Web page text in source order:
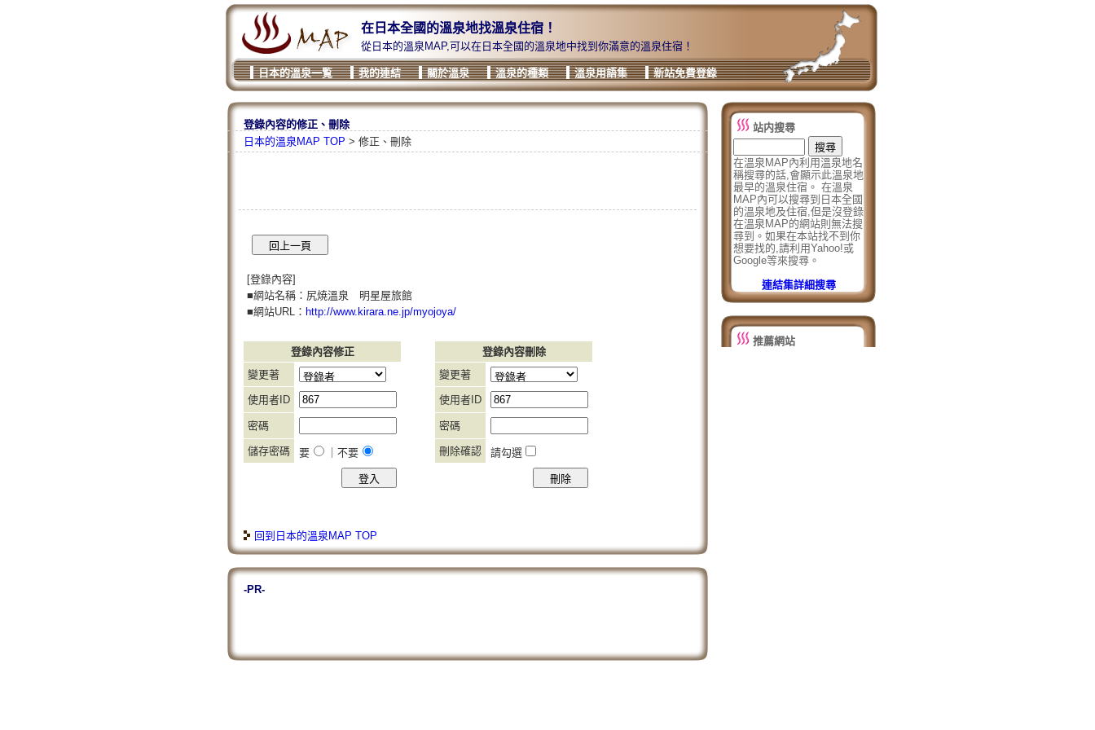
在日本全國的溫泉地找溫泉住宿！
從日本的溫泉MAP,可以在日本全國的溫泉地中找到你滿意的溫泉住宿！
日本的溫泉一覧 我的連結 關於溫泉 溫泉的種類 溫泉用語集 新站免費登錄
登錄內容的修正、刪除
日本的溫泉MAP TOP > 修正、刪除
[登錄內容]
■網站名稱：尻焼溫泉 明星屋旅館
■網站URL： http://www.kirara.ne.jp/myojoya/
登錄內容修正
變更著
使用者ID
密碼
儲存密碼 要 ｜不要
登錄內容刪除
變更著
使用者ID
密碼
刪除確認 請勾選
回到日本的溫泉MAP TOP
-PR-
站内搜尋
在溫泉MAP內利用溫泉地名
稱搜尋的話,會顯示此溫泉地
最早的溫泉住宿。 在溫泉
MAP內可以搜尋到日本全國
的溫泉地及住宿,但是沒登錄
在溫泉MAP的網站則無法搜
尋到。如果在本站找不到你
想要找的,請利用Yahoo!或
Google等來搜尋。
連結集詳細搜尋
推薦網站